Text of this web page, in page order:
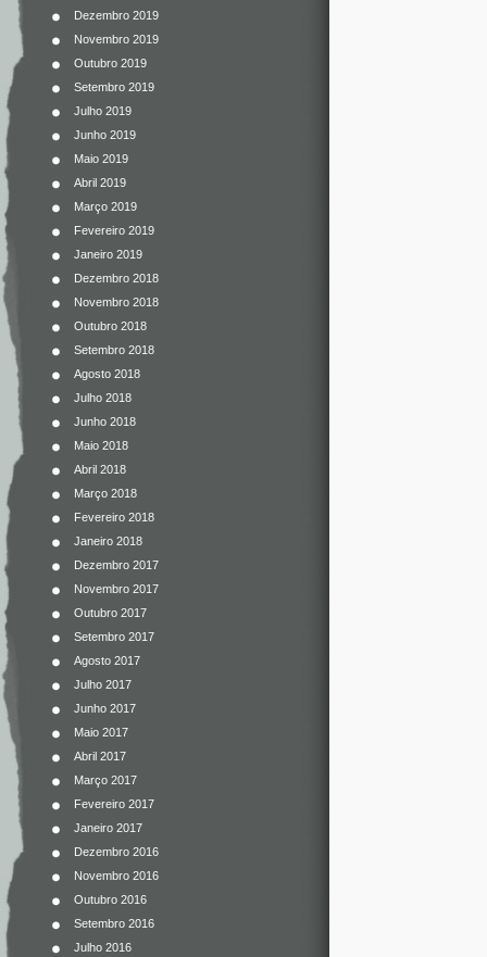
Dezembro 2019
Novembro 2019
Outubro 2019
Setembro 2019
Julho 2019
Junho 2019
Maio 2019
Abril 2019
Março 2019
Fevereiro 2019
Janeiro 2019
Dezembro 2018
Novembro 2018
Outubro 2018
Setembro 2018
Agosto 2018
Julho 2018
Junho 2018
Maio 2018
Abril 2018
Março 2018
Fevereiro 2018
Janeiro 2018
Dezembro 2017
Novembro 2017
Outubro 2017
Setembro 2017
Agosto 2017
Julho 2017
Junho 2017
Maio 2017
Abril 2017
Março 2017
Fevereiro 2017
Janeiro 2017
Dezembro 2016
Novembro 2016
Outubro 2016
Setembro 2016
Julho 2016